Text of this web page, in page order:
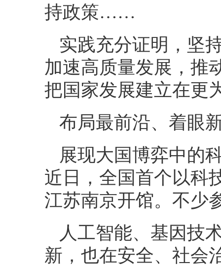
持政策……
实践充分证明，坚
加速高质量发展，推
把国家发展建立在更
布局最前沿、着眼
展现大国博弈中的
近日，全国首个以科
江苏南京开馆。不少
人工智能、基因技
新，也在安全、社会